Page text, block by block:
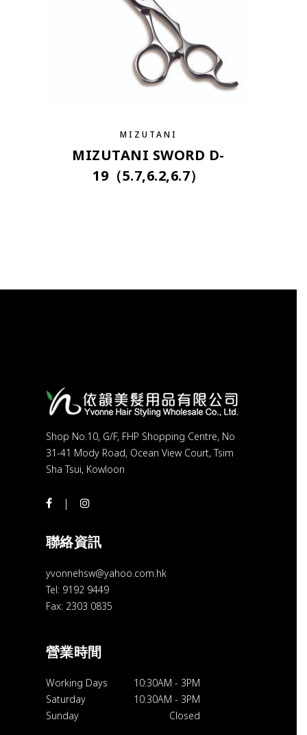
MIZUTANI
MIZUTANI SWORD D-
19（5.7,6.2,6.7）
Shop No.10, G/F, FHP Shopping Centre, No
31-41 Mody Road, Ocean View Court, Tsim
Sha Tsui, Kowloon
聯絡資訊
yvonnehsw@yahoo.com.hk
Tel: 9192 9449
Fax: 2303 0835
營業時間
Working Days 10:30AM - 3PM
Saturday
10:30AM - 3PM
Sunday
Closed